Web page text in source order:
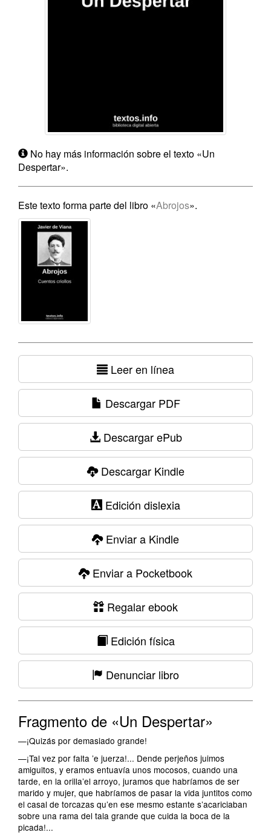
No hay más información sobre el texto «Un
Despertar».
Este texto forma parte del libro «Abrojos».
Leer en línea
Descargar PDF
Descargar ePub
Descargar Kindle
Edición dislexia
Enviar a Kindle
Enviar a Pocketbook
Regalar ebook
Edición física
Denunciar libro
Fragmento de «Un Despertar»
—¡Quizás por demasiado grande!
—¡Tal vez por falta ’e juerza!... Dende perjeños juimos
amiguitos, y eramos entuavía unos mocosos, cuando una
tarde, en la orilla’el arroyo, juramos que habríamos de ser
marido y mujer, que habríamos de pasar la vida juntitos como
el casal de torcazas qu’en ese mesmo estante s’acariciaban
sobre una rama del tala grande que cuida la boca de la
picada!...